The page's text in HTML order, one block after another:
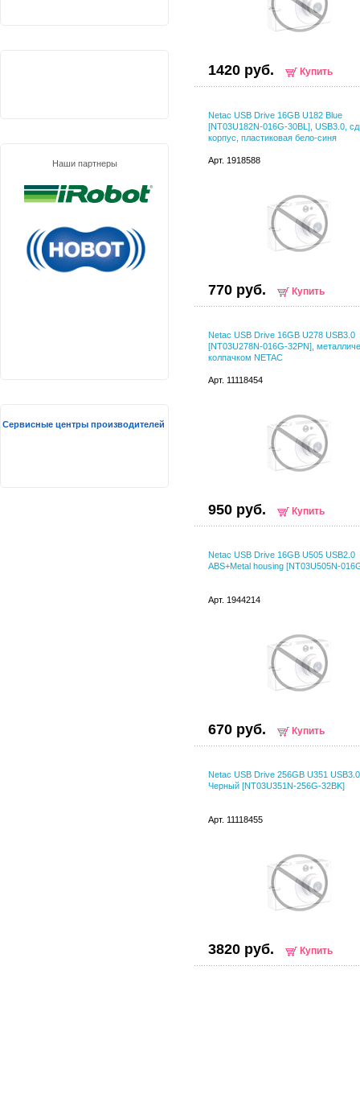
1420 руб. Купить
Netac USB Drive 16GB U182 Blue
[NT03U182N-016G-30BL], USB3.0,
корпус, пластиковая бело-синя
Арт. 1918588
770 руб. Купить
Netac USB Drive 16GB U278 USB3.0
[NT03U278N-016G-32PN],
колпачком NETAC
Арт. 11118454
950 руб. Купить
Netac USB Drive 16GB U505 USB2.0
ABS+Metal housing [NT03U505N-
Арт. 1944214
670 руб. Купить
Netac USB Drive 256GB U351 USB3.0
Черный [NT03U351N-256G-32BK]
Арт. 11118455
3820 руб. Купить
Наши партнеры
Сервисные центры производителей